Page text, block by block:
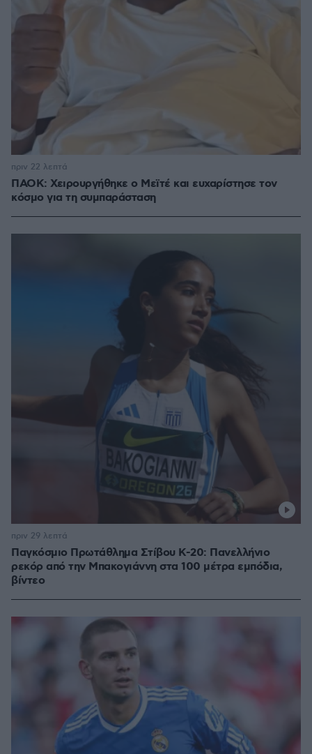
ΠΑΟΚ: Χειρουργήθηκε ο Μεϊτέ και ευχαρίστησε τον
κόσμο για τη συμπαράσταση
πριν 22 λεπτά
Παγκόσμιο Πρωτάθλημα Στίβου Κ-20: Πανελλήνιο
ρεκόρ από την Μπακογιάννη στα 100 μέτρα εμπόδια,
βίντεο
πριν 29 λεπτά